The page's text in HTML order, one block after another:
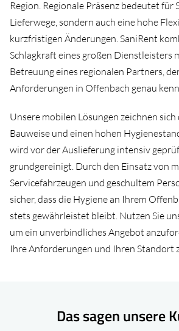
Region. Regionale Präsenz bedeutet für
Lieferwege, sondern auch eine hohe
kurzfristigen Änderungen. SaniRent
Schlagkraft eines großen Dienstleisters
Betreuung eines regionalen Partners,
Anforderungen in Offenbach genau
Unsere mobilen Lösungen zeichnen
Bauweise und einen hohen
wird vor der Auslieferung intensiv
grundgereinigt. Durch den Einsatz von
Servicefahrzeugen und geschultem
sicher, dass die Hygiene an Ihrem
stets gewährleistet bleibt. Nutzen Sie
um ein unverbindliches Angebot
Ihre Anforderungen und Ihren Standort
Das sagen unsere